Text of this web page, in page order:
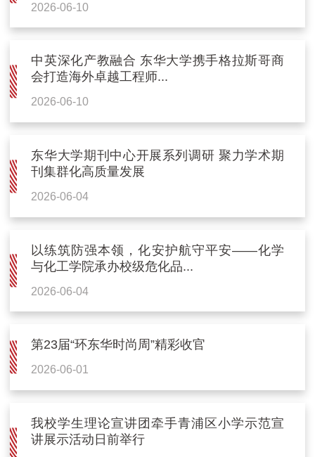
2026-06-10
中英深化产教融合 东华大学携手格拉斯哥商
会打造海外卓越工程师...
2026-06-10
东华大学期刊中心开展系列调研 聚力学术期
刊集群化高质量发展
2026-06-04
以练筑防强本领，化安护航守平安——化学
与化工学院承办校级危化品...
2026-06-04
第23届“环东华时尚周”精彩收官
2026-06-01
我校学生理论宣讲团牵手青浦区小学示范宣
讲展示活动日前举行